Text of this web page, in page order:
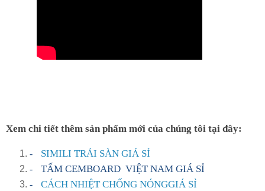
Xem chi tiết thêm sản phẩm mới của chúng tôi tại đây:
- SIMILI TRẢI SÀN GIÁ SỈ
- TẤM CEMBOARD VIỆT NAM GIÁ SỈ
- CÁCH NHIỆT CHỐNG NÓNGGIÁ SỈ